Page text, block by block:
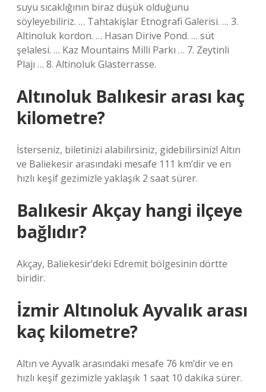
suyu sıcaklığının biraz düşük olduğunu
söyleyebiliriz. … Tahtakişlar Etnografi Galerisi. … 3.
Altinoluk kordon. … Hasan Dirive Pond. … süt
şelalesi. … Kaz Mountains Milli Parkı … 7. Zeytinli
Plajı … 8. Altinoluk Glasterrasse.
Altınoluk Balıkesir arası kaç
kilometre?
İsterseniz, biletinizi alabilirsiniz, gidebilirsiniz! Altın
ve Baliekesir arasındaki mesafe 111 km’dir ve en
hızlı keşif gezimizle yaklaşık 2 saat sürer.
Balıkesir Akçay hangi ilçeye
bağlıdır?
Akçay, Baliekesir’deki Edremit bölgesinin dörtte
biridir.
İzmir Altınoluk Ayvalık arası
kaç kilometre?
Altın ve Ayvalk arasındaki mesafe 76 km’dir ve en
hızlı keşif gezimizle yaklaşık 1 saat 10 dakika sürer.